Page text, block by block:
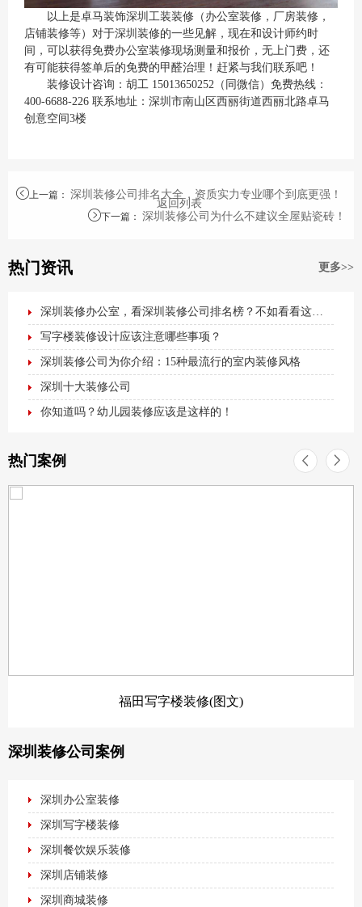
以上是卓马装饰深圳工装装修（办公室装修，厂房装修，
店铺装修等）对于深圳装修的一些见解，现在和设计师约时
间，可以获得免费办公室装修现场测量和报价，无上门费，还
有可能获得签单后的免费的甲醛治理！赶紧与我们联系吧！
装修设计咨询：胡工 15013650252（同微信）免费热线：
400-6688-226 联系地址：深圳市南山区西丽街道西丽北路卓马
创意空间3楼
上一篇 ： 深圳装修公司排名大全，资质实力专业哪个到底更强！
下一篇 ： 深圳装修公司为什么不建议全屋贴瓷砖！
返回列表
热门资讯 更多>>
深圳装修办公室，看深圳装修公司排名榜？不如看看这篇最全办公室装修攻略！
写字楼装修设计应该注意哪些事项？
深圳装修公司为你介绍：15种最流行的室内装修风格
深圳十大装修公司
你知道吗？幼儿园装修应该是这样的！
热门案例
福田写字楼装修(图文)
深圳装修公司案例
深圳办公室装修
深圳写字楼装修
深圳餐饮娱乐装修
深圳店铺装修
深圳商城装修